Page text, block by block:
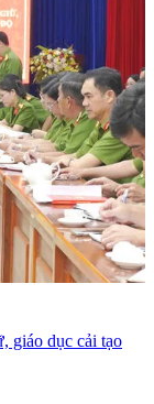
giáo dục cải tạo